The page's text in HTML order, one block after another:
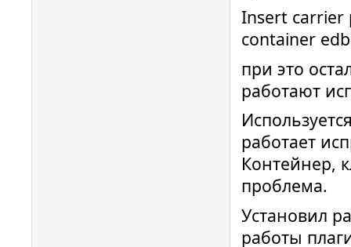
Insert carrier
container
при это
работают
работает
Контейнер,
проблема.
Установил
работы